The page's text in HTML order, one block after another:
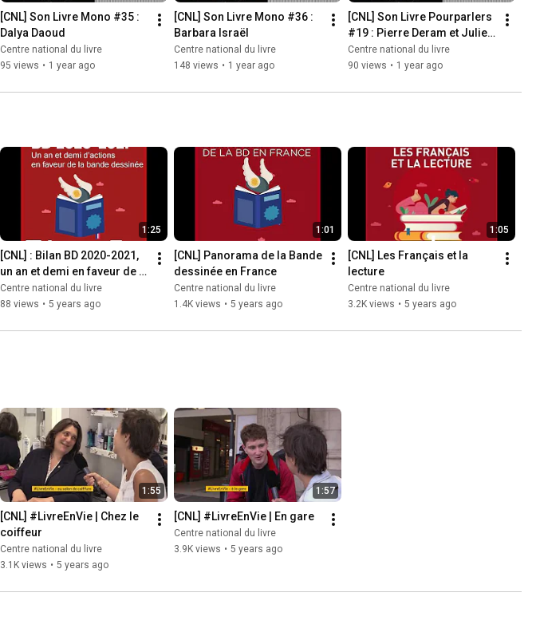
[CNL] Son Livre Mono #35 :
Dalya Daoud
Centre national du livre
95 views • 1 year ago
[CNL] Son Livre Mono #36 :
Barbara Israël
Centre national du livre
148 views • 1 year ago
[CNL] Son Livre Pourparlers
#19 : Pierre Deram et Julien
Blanc Gras
Centre national du livre
90 views • 1 year ago
1:25
[CNL] : Bilan BD 2020-2021,
un an et demi en faveur de la
BD
Centre national du livre
88 views • 5 years ago
1:01
[CNL] Panorama de la Bande
dessinée en France
Centre national du livre
1.4K views • 5 years ago
1:05
[CNL] Les Français et la
lecture
Centre national du livre
3.2K views • 5 years ago
1:55
[CNL] #LivreEnVie | Chez le
coiffeur
Centre national du livre
3.1K views • 5 years ago
1:57
[CNL] #LivreEnVie | En gare
Centre national du livre
3.9K views • 5 years ago